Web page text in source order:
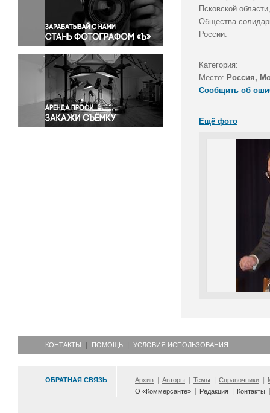
Правосудие
Происшествия и конфликты
Религия
Светская жизнь
Спорт
Экология
Экономика и бизнес
Псковской
Общества
России.
Категория:
Место: Россия,
Сообщить об
Ещё фото
КОНТАКТЫ ПОМОЩЬ УСЛОВИЯ ИСПОЛЬЗОВАНИЯ
ОБРАТНАЯ СВЯЗЬ Архив Авторы Темы Справочники
О «Коммерсанте»
Редакция Контакты